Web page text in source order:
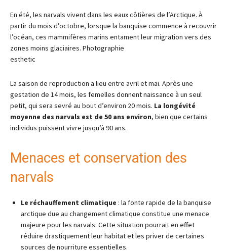
En été, les narvals vivent dans les eaux côtières de l’Arctique. À
partir du mois d’octobre, lorsque la banquise commence à recouvrir
l’océan, ces mammifères marins entament leur migration vers des
zones moins glaciaires. Photographie
esthetic
La saison de reproduction a lieu entre avril et mai. Après une
gestation de 14 mois, les femelles donnent naissance à un seul
petit, qui sera sevré au bout d’environ 20 mois. La longévité
moyenne des narvals est de 50 ans environ, bien que certains
individus puissent vivre jusqu’à 90 ans.
Menaces et conservation des
narvals
Le réchauffement climatique : la fonte rapide de la banquise
arctique due au changement climatique constitue une menace
majeure pour les narvals. Cette situation pourrait en effet
réduire drastiquement leur habitat et les priver de certaines
sources de nourriture essentielles.